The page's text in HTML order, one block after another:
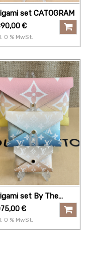
set CATOGRAM
€
0 % MwSt.
set By The
1.0€
0 % MwSt.